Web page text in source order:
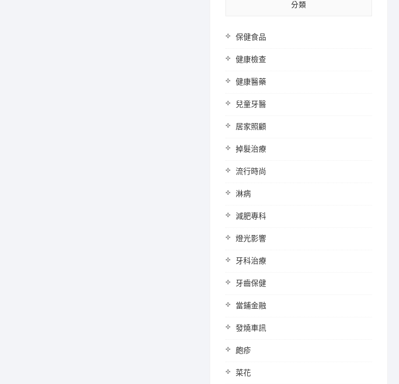
分類
保健食品
健康檢查
健康醫藥
兒童牙醫
居家照顧
掉髮治療
流行時尚
淋病
減肥專科
燈光影響
牙科治療
牙齒保健
當鋪金融
發燒車訊
皰疹
菜花